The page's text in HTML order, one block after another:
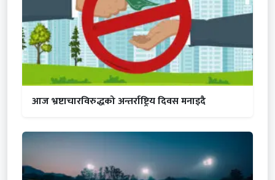
आज भ्रष्टाचारविरुद्धको अन्तर्राष्ट्रिय दिवस मनाइदै